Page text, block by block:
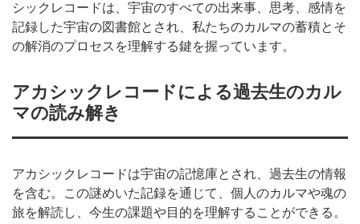
シックレコードは、宇宙のすべての出来事、思考、感情を
記録した宇宙の図書館とされ、私たちのカルマの蓄積とそ
の解消のプロセスを理解する鍵を握っています。
アカシックレコードによる過去生のカル
マの読み解き
アカシックレコードは宇宙の記憶庫とされ、過去生の情報
を含む。この謎めいた記録を通じて、個人のカルマや魂の
旅を解読し、今生の課題や目的を理解することができる。